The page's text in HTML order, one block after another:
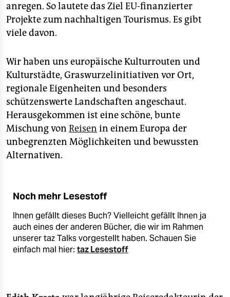
anregen. So lautete das Ziel EU-finanzierter
Projekte zum nachhaltigen Tourismus. Es gibt
viele davon.
Wir haben uns europäische Kulturrouten und
Kulturstädte, Graswurzelinitiativen vor Ort,
regionale Eigenheiten und besonders
schützenswerte Landschaften angeschaut.
Herausgekommen ist eine schöne, bunte
Mischung von Reisen in einem Europa der
unbegrenzten Möglichkeiten und bewussten
Alternativen.
Noch mehr Lesestoff
Ihnen gefällt dieses Buch? Vielleicht gefällt Ihnen ja
auch eines der anderen Bücher, die wir im Rahmen
unserer taz Talks vorgestellt haben. Schauen Sie
einfach mal hier: taz Lesestoff